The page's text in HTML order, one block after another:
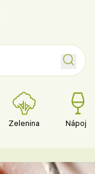
Zelenina Nápoje